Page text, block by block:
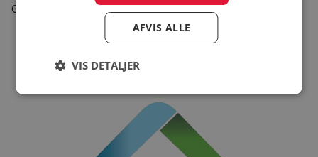
Gå til turistinfo
AFVIS ALLE
VIS DETALJER